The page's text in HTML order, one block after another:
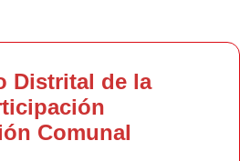
Distrital de la
Comunal